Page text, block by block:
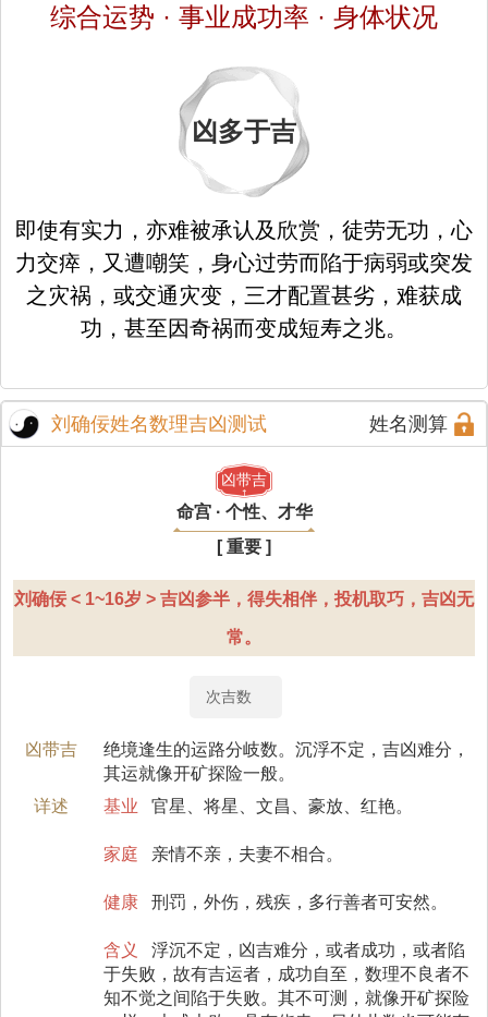
综合运势 · 事业成功率 · 身体状况
凶多于吉
即使有实力，亦难被承认及欣赏，徒劳无功，心
力交瘁，又遭嘲笑，身心过劳而陷于病弱或突发
之灾祸，或交通灾变，三才配置甚劣，难获成
功，甚至因奇祸而变成短寿之兆。
刘确佞姓名数理吉凶测试 姓名测算
凶带吉
命宫 · 个性、才华
[ 重要 ]
刘确佞 < 1~16岁 > 吉凶参半，得失相伴，投机取巧，吉凶无
常。
次吉数
凶带吉
绝境逢生的运路分岐数。沉浮不定，吉凶难分，
其运就像开矿探险一般。
详述
基业 官星、将星、文昌、豪放、红艳。
家庭 亲情不亲，夫妻不相合。
健康 刑罚，外伤，残疾，多行善者可安然。
含义
浮沉不定，凶吉难分，或者成功，或者陷
于失败，故有吉运者，成功自至，数理不良者不
知不觉之间陷于失败。其不可测，就像开矿探险